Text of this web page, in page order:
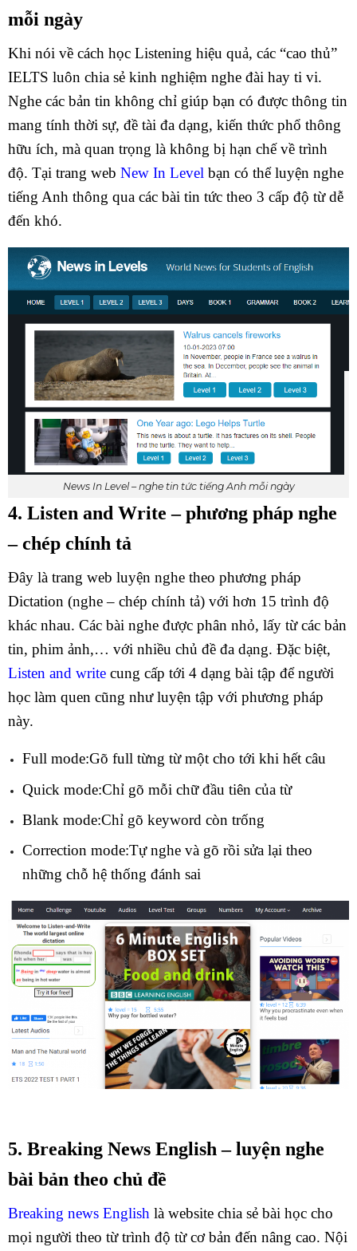
mỗi ngày
Khi nói về cách học Listening hiệu quả, các “cao thủ”
IELTS luôn chia sẻ kinh nghiệm nghe đài hay ti vi.
Nghe các bản tin không chỉ giúp bạn có được thông tin
mang tính thời sự, đề tài đa dạng, kiến thức phổ thông
hữu ích, mà quan trọng là không bị hạn chế về trình
độ. Tại trang web New In Level bạn có thể luyện nghe
tiếng Anh thông qua các bài tin tức theo 3 cấp độ từ dễ
đến khó.
News In Level – nghe tin tức tiếng Anh mỗi ngày
4. Listen and Write – phương pháp nghe
– chép chính tả
Đây là trang web luyện nghe theo phương pháp
Dictation (nghe – chép chính tả) với hơn 15 trình độ
khác nhau. Các bài nghe được phân nhỏ, lấy từ các bản
tin, phim ảnh,… với nhiều chủ đề đa dạng. Đặc biệt,
Listen and write cung cấp tới 4 dạng bài tập để người
học làm quen cũng như luyện tập với phương pháp
này.
Full mode:Gõ full từng từ một cho tới khi hết câu
Quick mode:Chỉ gõ mỗi chữ đầu tiên của từ
Blank mode:Chỉ gõ keyword còn trống
Correction mode:Tự nghe và gõ rồi sửa lại theo
những chỗ hệ thống đánh sai
5. Breaking News English – luyện nghe
bài bản theo chủ đề
Breaking news English là website chia sẻ bài học cho
mọi người theo từ trình độ từ cơ bản đến nâng cao. Nội